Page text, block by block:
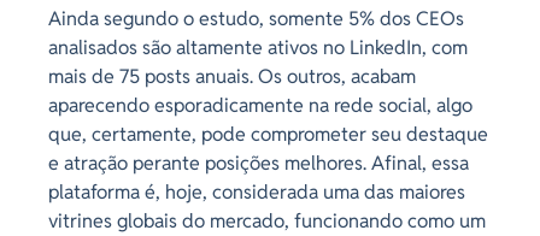
Ainda segundo o estudo, somente 5% dos CEOs
analisados são altamente ativos no LinkedIn, com
mais de 75 posts anuais. Os outros, acabam
aparecendo esporadicamente na rede social, algo
que, certamente, pode comprometer seu destaque
e atração perante posições melhores. Afinal, essa
plataforma é, hoje, considerada uma das maiores
vitrines globais do mercado, funcionando como um